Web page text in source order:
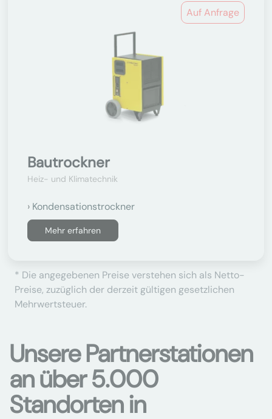
Auf Anfrage
Bautrockner
Heiz- und Klimatechnik
Kondensationstrockner
Mehr erfahren
* Die angegebenen Preise verstehen sich als Netto-
Preise, zuzüglich der derzeit gültigen gesetzlichen
Mehrwertsteuer.
Unsere Partnerstationen
an über 5.000
Standorten in